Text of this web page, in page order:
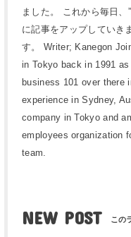
ました。 これから毎日、
に記事をアップしていき
す。 Writer; Kanegon
in Tokyo back in 1991
business 101 over there
experience in Sydney,
company in Tokyo and
employees organization
team.
NEW POST